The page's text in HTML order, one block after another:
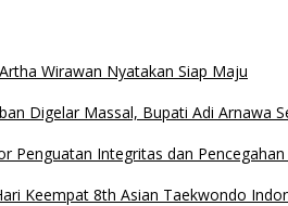
Wirawan Nyatakan Siap Maju
Digelar Massal, Bupati Adi Arnawa
Penguatan Integritas dan
Keempat 8th Asian Taekwondo